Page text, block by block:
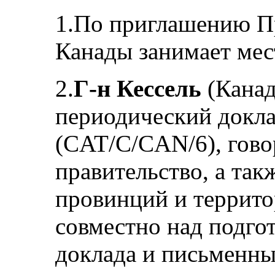
1.По приглашению
Канады занимает
2.Г-н Кессель
периодический
(CAT/C/CAN/6),
правительство, а
провинций и
совместно над
доклада и